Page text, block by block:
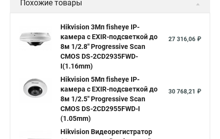
Камера видеонаблюдения hikvision
Hikvision купить Hikvision уличная ip камера
Hikvision poe
Hikvision 2 8 mm Hikvision camera Hikvision 2cd1148 i b
Видеонаблюдение Ip видеокамеры
Hikvision 2cd2142fwd
Hikvision ds 2cd1148 hikvision ds 2cd1148 i b
Похожие товары
Hikvision 3Мп fisheye IP-
камера c EXIR-подсветкой до
8м 1/2.8" Progressive Scan
CMOS DS-2CD2935FWD-
I(1.16mm)
27 316,06 ₽
Hikvision 5Мп fisheye IP-
камера c EXIR-подсветкой до
8м 1/2.5" Progressive Scan
CMOS DS-2CD2955FWD-I
(1.05mm)
30 768,21 ₽
Hikvision Видеорегистратор